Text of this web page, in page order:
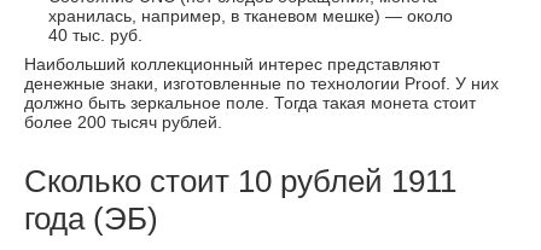
хранилась, например, в тканевом мешке) — около
40 тыс. руб.
Наибольший коллекционный интерес представляют
денежные знаки, изготовленные по технологии Proof. У них
должно быть зеркальное поле. Тогда такая монета стоит
более 200 тысяч рублей.
Сколько стоит 10 рублей 1911
года (ЭБ)